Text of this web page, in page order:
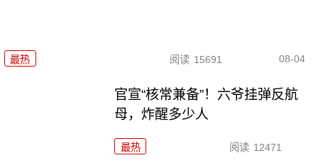
最热 阅读 15691 08-04
官宣“核常兼备”！六爷挂弹反航
母，炸醒多少人
最热 阅读 12471